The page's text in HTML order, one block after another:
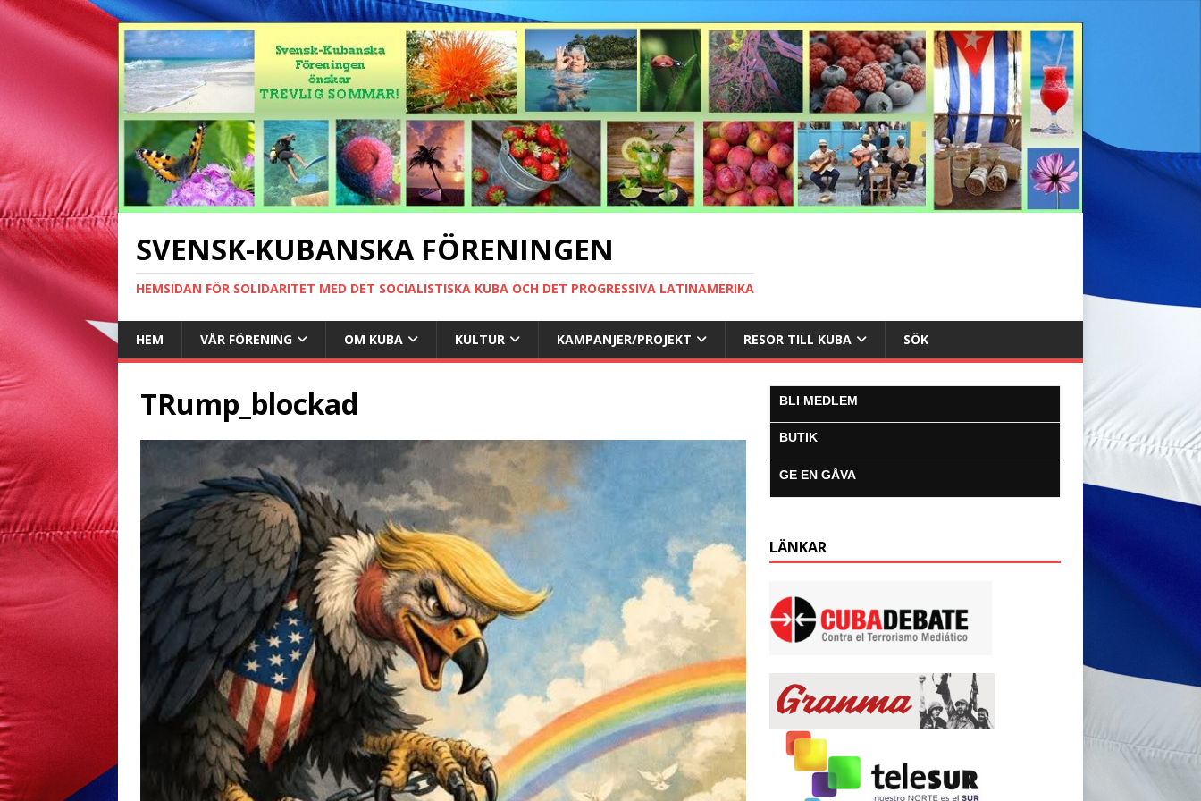
SVENSK-KUBANSKA FÖRENINGEN
HEMSIDAN FÖR SOLIDARITET MED DET SOCIALISTISKA KUBA OCH DET PROGRESSIVA LATINAMERIKA
HEM VÅR FÖRENING OM KUBA KULTUR KAMPANJER/PROJEKT RESOR TILL KUBA SÖK
TRump_blockad BLI MEDLEM
BUTIK
GE EN GÅVA
LÄNKAR